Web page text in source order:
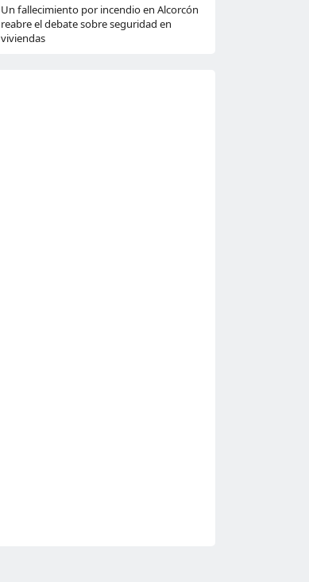
Un fallecimiento por incendio en Alcorcón
reabre el debate sobre seguridad en
viviendas